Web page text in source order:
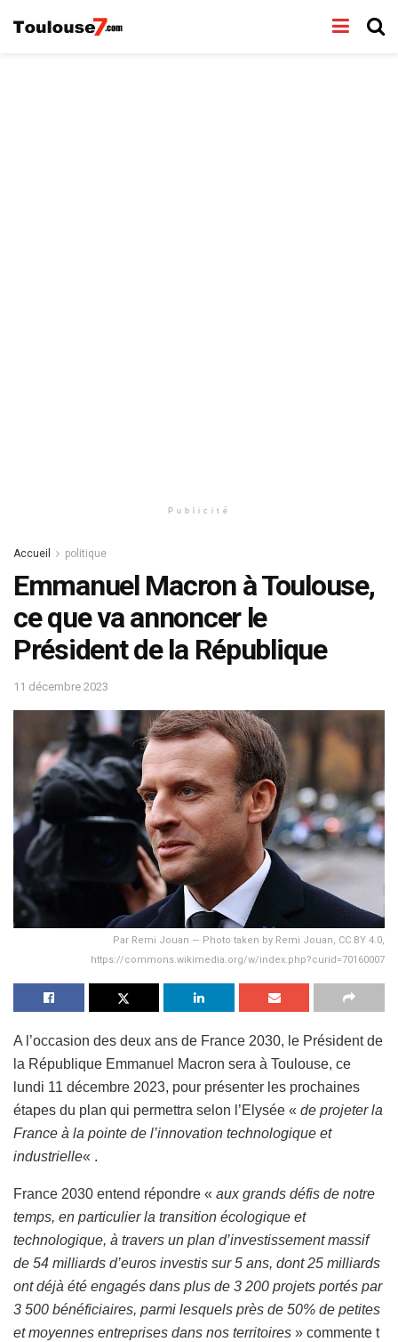
Publicité
Accueil politique
Emmanuel Macron à Toulouse,
ce que va annoncer le
Président de la République
11 décembre 2023
Par Remi Jouan — Photo taken by Remi Jouan, CC BY 4.0,
https://commons.wikimedia.org/w/index.php?curid=70160007
A l’occasion des deux ans de France 2030, le Président de
la République Emmanuel Macron sera à Toulouse, ce
lundi 11 décembre 2023, pour présenter les prochaines
étapes du plan qui permettra selon l’Elysée « de projeter la
France à la pointe de l’innovation technologique et
industrielle« .
France 2030 entend répondre « aux grands défis de notre
temps, en particulier la transition écologique et
technologique, à travers un plan d’investissement massif
de 54 milliards d’euros investis sur 5 ans, dont 25 milliards
ont déjà été engagés dans plus de 3 200 projets portés par
3 500 bénéficiaires, parmi lesquels près de 50% de petites
et moyennes entreprises dans nos territoires » commente t